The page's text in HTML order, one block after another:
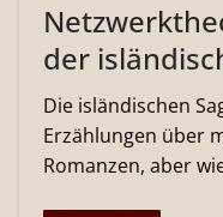
der
Die isländischen
Erzählungen über
Romanzen, aber